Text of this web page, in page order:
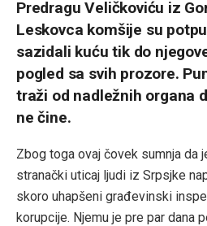
Predragu Veličkoviću iz
Leskovca komšije su
sazidali kuću tik do
pogled sa svih prozore.
traži od nadležnih organa
ne čine.
Zbog toga ovaj čovek sumnja da
stranački uticaj ljudi iz Srpsjke
skoro uhapšeni građevinski
korupcije. Njemu je pre par dana